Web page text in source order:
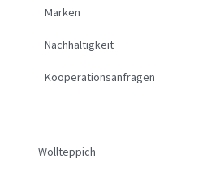
Marken
Nachhaltigkeit
Kooperationsanfragen
Wollteppich